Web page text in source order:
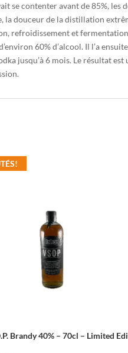
se contenter avant de 85%,
la douceur de la distillation
refroidissement et
60% d’alcool. Il l’a
jusqu’à 6 mois. Le résultat
Brandy 40% – 70cl – Limited